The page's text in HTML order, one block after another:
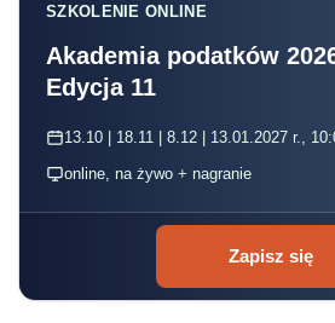
SZKOLENIE ONLINE
Akademia podatków
Edycja 11
13.10 | 18.11 | 8.12 | 13.01.2027 r.,
online, na żywo + nagranie
Zapisz się